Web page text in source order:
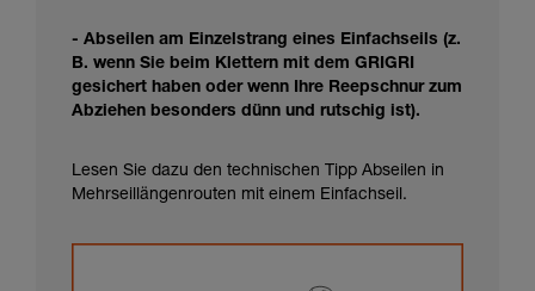
- Abseilen am Einzelstrang eines Einfachseils (z.
B. wenn Sie beim Klettern mit dem GRIGRI
gesichert haben oder wenn Ihre Reepschnur zum
Abziehen besonders dünn und rutschig ist).
Lesen Sie dazu den technischen Tipp Abseilen in
Mehrseillängenrouten mit einem Einfachseil.